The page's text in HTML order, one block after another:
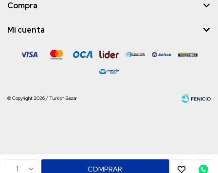
1 COMPRAR
Compra
Mi cuenta
© Copyright 2026 / Turkish Bazar